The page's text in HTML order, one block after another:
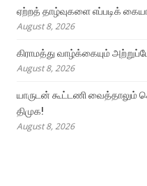
ஏற்றத் தாழ்வுகளை எப்படிக்
August 8, 2026
கிராமத்து வாழ்க்கையும்
August 8, 2026
யாருடன் கூட்டணி வைத்தாலும்
திமுக!
August 8, 2026